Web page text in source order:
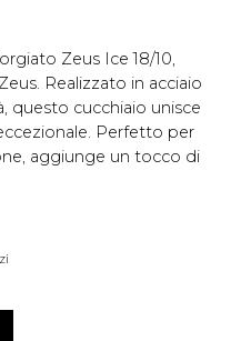
Zeus Ice 18/10,
Realizzato in acciaio
questo cucchiaio unisce
Perfetto per
aggiunge un tocco di